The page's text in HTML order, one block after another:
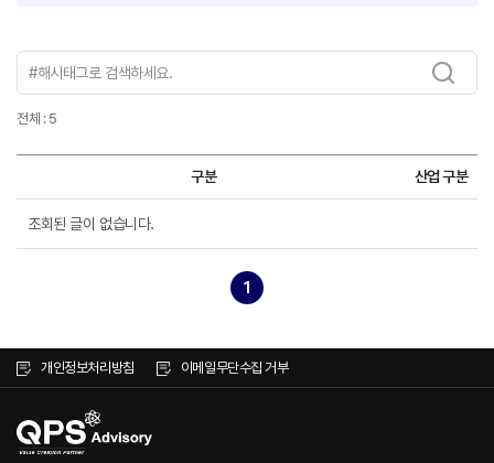
전체 : 5
구분 산업 구분
조회된 글이 없습니다.
1
개인정보처리방침 이메일무단수집 거부